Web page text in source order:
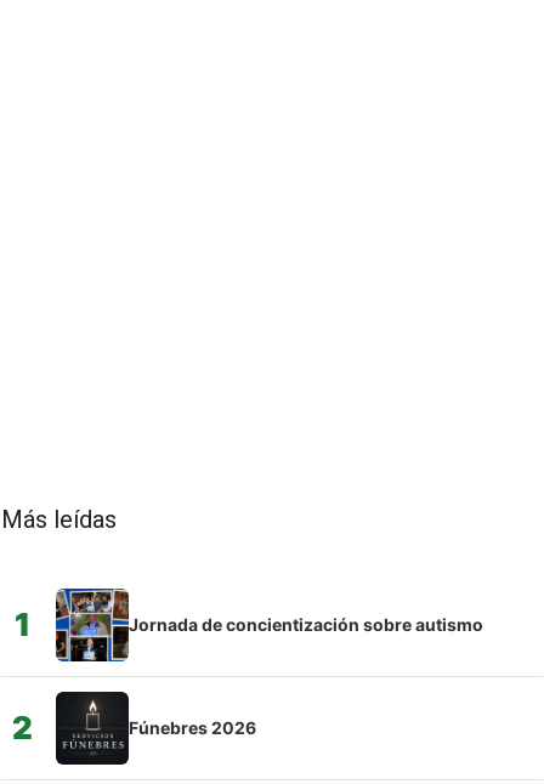
Más leídas
1 Jornada de concientización sobre autismo
2 Fúnebres 2026